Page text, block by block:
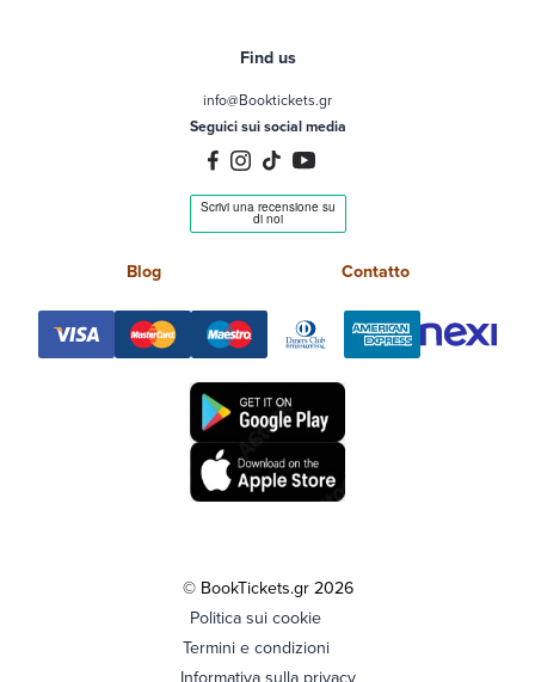
Find us
info@Booktickets.gr
Seguici sui social media
Blog Contatto
© BookTickets.gr 2026
Politica sui cookie
Termini e condizioni